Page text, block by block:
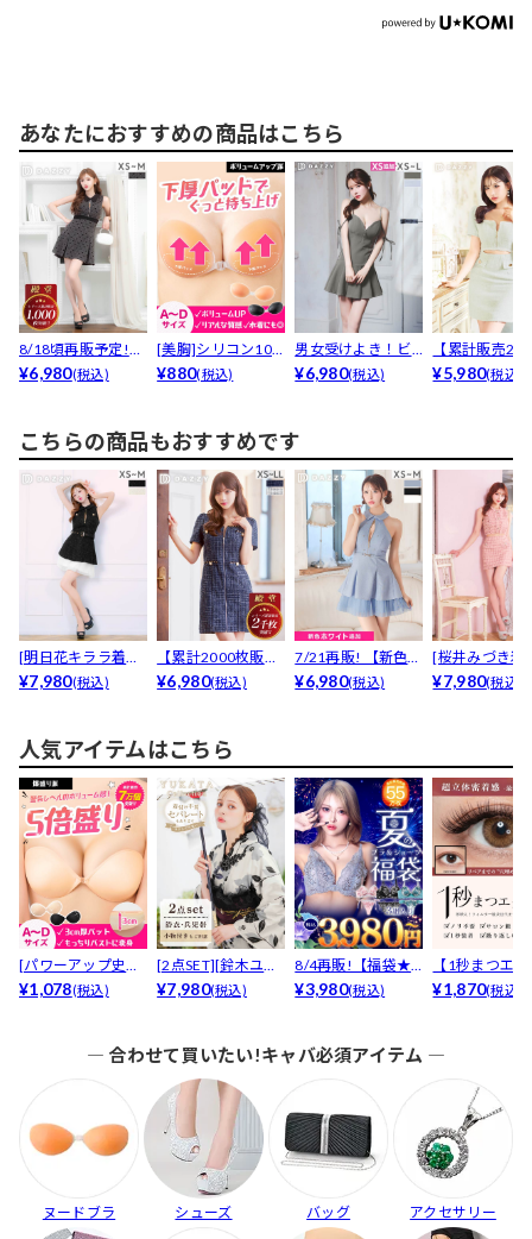
あなたにおすすめの商品はこちら
8/18頃再販予定!
[明日花キララ着...
¥6,980(税込)
[美胸]シリコン10
0％下厚プッシュ
¥880(税込)
男女受けよき！ビ
ジュー煌めくキャ
¥6,980(税込)
【累計販売
以上】[伊藤桃
¥5,980(税込)
こちらの商品もおすすめです
[明日花キララ着用]
襟付きラメツイー
¥7,980(税込)
【累計2000枚販
売】細見え間違い
¥6,980(税込)
7/21再販! 【新色ホ
ワイト追加】[...
¥6,980(税込)
[桜井みづき
小さめ]3日で
¥7,980(税込)
人気アイテムはこちら
[パワーアップ史上
最強5倍盛りアップ
¥1,078(税込)
[2点SET][鈴木ユリ
ア(baby)...
¥7,980(税込)
8/4再販!【福袋★
ブラセット3点
¥3,980(税込)
【1秒まつエ
リュームタイ
¥1,870(税込)
― 合わせて買いたい!キャバ必須アイテム ―
ヌードブラ シューズ バッグ アクセサリー